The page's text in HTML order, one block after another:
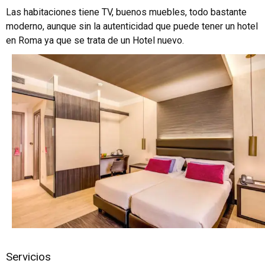
Las habitaciones tiene TV, buenos muebles, todo bastante
moderno, aunque sin la autenticidad que puede tener un hotel
en Roma ya que se trata de un Hotel nuevo.
Servicios